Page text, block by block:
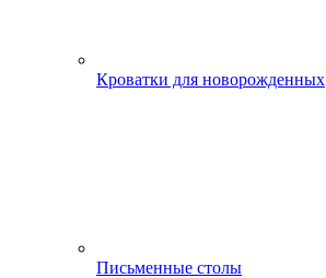
Кроватки для новорожденных
Письменные столы